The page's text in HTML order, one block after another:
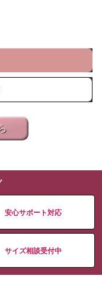
安心サポート対応
サイズ相談受付中